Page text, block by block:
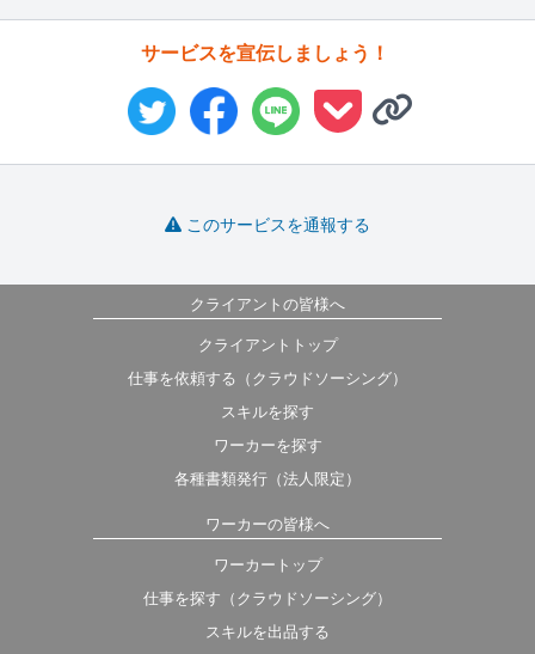
サービスを宣伝しましょう！
このサービスを通報する
クライアントの皆様へ
クライアントトップ
仕事を依頼する（クラウドソーシング）
スキルを探す
ワーカーを探す
各種書類発行（法人限定）
ワーカーの皆様へ
ワーカートップ
仕事を探す（クラウドソーシング）
スキルを出品する